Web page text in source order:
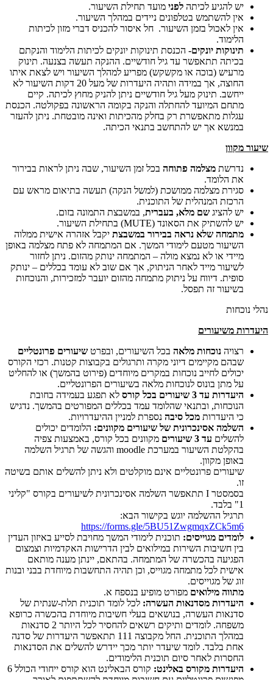
יש להגיע לכיתה לפני מועד תחילת השיעור.
אין להשתמש בטלפונים ניידים במהלך השיעור.
אין לאכול בזמן השיעור. חל איסור להכניס דברי מזון לכיתות
הלימוד.
תינוקות יונקים- הכנסת תינוקות יונקים לכיתות הלימוד והנקתם
בכיתה תתאפשר עד גיל חודשיים. ההנקה תעשה בצנעה. תינוק
מרעיש (בוכה או מקשקש) מפריע למהלך השיעור ויש לצאת איתו
החוצה, אך במידה ותהיה היעדרות של מעל 20 דקות השיעור לא
ייחשב. תינוק מעל גיל חודשיים ניתן להניק מחוץ לכיתה. קיים
מתחם המיועד להחתלה והנקה בקומה הראשונה בפקולטה. הכנסת
עגלות מתאפשרת רק בחלק מהכיתות ואינה מובטחת. ניתן להעזר
במנשא אך יש להתחשב בתנאי הכיתה.
שיעור מקוון
נדרשת מצלמה פתוחה בכל זמן השיעור, שבה ניתן לראות בבירור
את הלומד.
סגירת מצלמה ממושכת (למשל הנקה) תעשה בתיאום מראש עם
הרכזת המנהלית של התוכנית.
יש להציג שם מלא, בעברית, במשבצת התמונה בזום.
יש להשתיק את הסאונד (MUTE) בתחילת השיעור.
מתמחה שלא נראה בבירור במשבצת יקבל אזהרה אישית ממלוה
השיעור מטעם לימודי המשך. אם המתמחה לא פתח מצלמה באופן
מיידי או לא נמצא מולה – המתמחה ינותק מהזום. ניתן לחזור
לשיעור מייד לאחר הניתוק, אך אם שוב לא עומד בכללים – ינותק
סופית. דיווח על ניתוק מתמחה מהזום יועבר למזכירות, והנוכחות
בשיעור זה תפסל.
נהלי נוכחות
היעדרות משיעורים
רצויה נוכחות מלאה בכל השיעורים, ובפרט שיעורים פרונטליים
שבהם מקיימים דיוני מקרה ותרגולים בקבוצות קטנות. רכזי הקורס
יכולים לחייב נוכחות במקרים מיוחדים (פירוט בהמשך) או להחליט
על מתן בונוס לנוכחות מלאה בשיעורים הפרונטליים.
היעדרות עד 3 שיעורים בכל קורס
לא תפגע בעמידה בחובת
הנוכחות, ובתנאי שהלומד עמד בכללים המפורטים בהמשך. נדגיש
כי היעדרות מכל סיבה נספרת למניין ההיעדרויות.
השלמה אסינכרונית של שיעורים מקוונים: הלומדים יכולים
להשלים עד 3 שיעורים
מקוונים בכל קורס, באמצעות צפיה
בהקלטת השיעור במערכת moodle והגשה של תרגיל השלמה
באופן מקוון.
שיעורים פרונטליים אינם מוקלטים ולא ניתן להשלים אותם בשיטה
זו.
בסמסטר I תתאפשר השלמה אסינכרונית לשיעורים בקורס "קליני
1" בלבד.
תרגיל ההשלמה יוגש בקישור הבא:
https://forms.gle/5BU51ZwgmqxZCk5m6
לומדים מגוייסים: תוכנית לימודי המשך מחויבת לסייע באיזון העדין
בין חשיבות השירות במילואים לבין הדרישות האקדמיות וצמצום
הפגיעה בהכשרה של המתמחה. בהתאם, יינתן מענה מותאם
אישית לכל מתמחה מגוייס, וכן תהיה התחשבות מיוחדת בבני ובנות
זוג של מגוייסים.
מתווה מילואים מפורט מופיע בנספח א.
היעדרות מסדנאות העשרה: לכל לומד תוכנית תלת-שנתית של
סדנאות העשרה, בנושאים בעלי חשיבות מיוחדת בהכשרה כרופא
משפחה. לומדים ותיקים רשאים להחסיר לכל היותר 2 סדנאות
במהלך התוכנית. החל מקבוצה 111 תתאפשר היעדרות של סדנה
אחת בלבד. לומד שיעדר יותר מכך יידרש להשלים את הסדנאות
החסרות לאחר סיום תוכנית הלימודים.
היעדרות מקורס באלינט:
קורס הבאלינט הוא קורס ייחודי הכולל 6